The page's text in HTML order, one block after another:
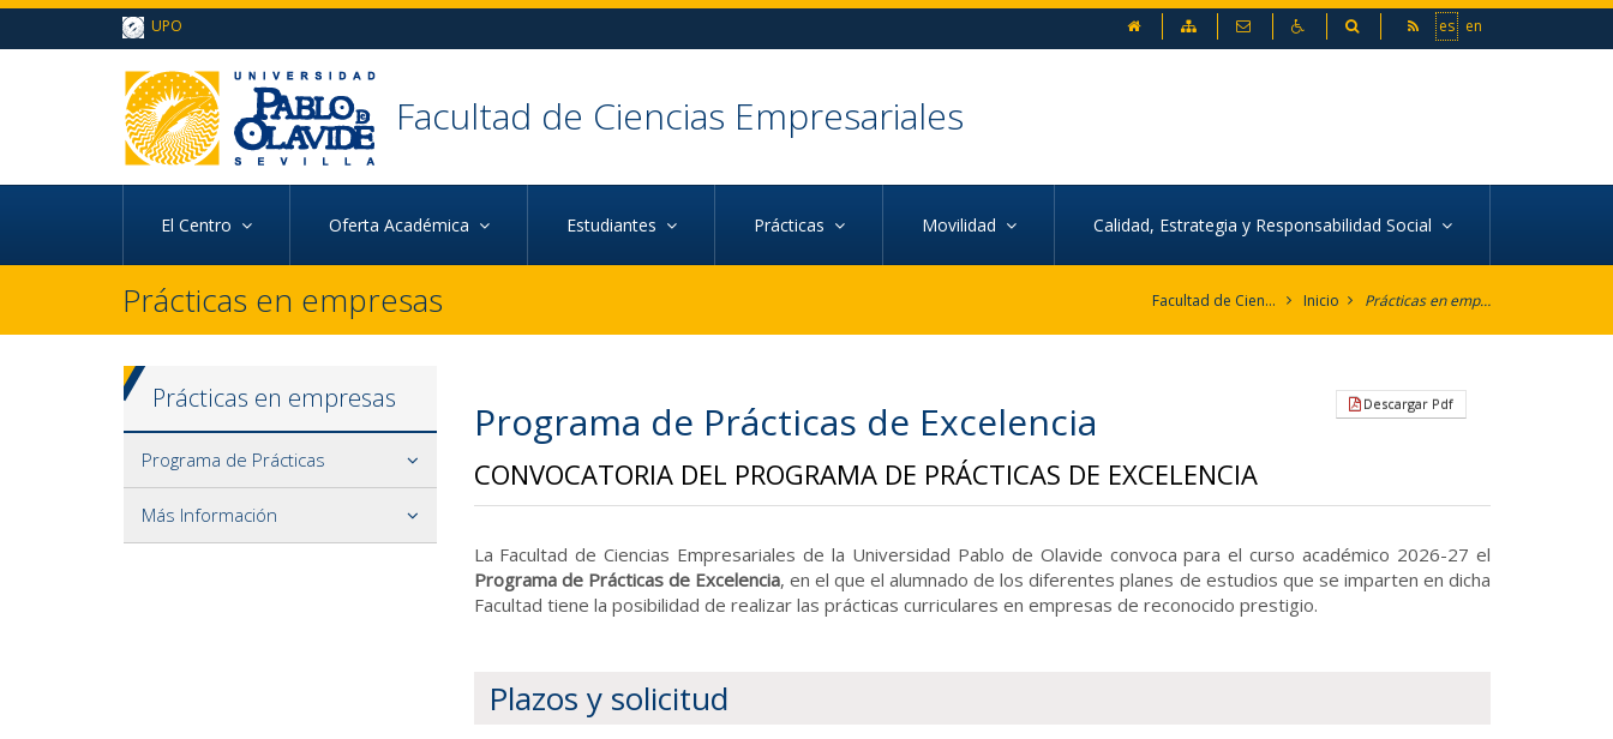
Ir al contenido principal de la página (alt + s)
Ir a la cabecera de la página (alt + c)
Ir al pie de la página (alt + p)
Ir al menú principal (alt + u)
es en
UPO Mapa web Contacto AccesibilidadBuscador
Facultad de Ciencias Empresariales
El Centro Oferta Académica Estudiantes Prácticas Movilidad Calidad, Estrategia y Responsabilidad Social
Prácticas en empresas Facultad de Ciencias Empresariales Inicio Prácticas en empresas
Prácticas en empresas
Programa de Prácticas
Más Información
Descargar Pdf
Programa de Prácticas de Excelencia
CONVOCATORIA DEL PROGRAMA DE PRÁCTICAS DE EXCELENCIA
La Facultad de Ciencias Empresariales de la Universidad Pablo de Olavide convoca para el curso académico 2026-27 el
Programa de Prácticas de Excelencia, en el que el alumnado de los diferentes planes de estudios que se imparten en dicha
Facultad tiene la posibilidad de realizar las prácticas curriculares en empresas de reconocido prestigio.
Plazos y solicitud